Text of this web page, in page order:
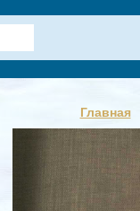
Главная